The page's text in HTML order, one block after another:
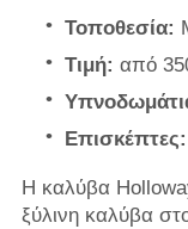
Τοποθεσία:
Τιμή: από
Επισκέπτες:
Η καλύβα
ξύλινη καλύβα